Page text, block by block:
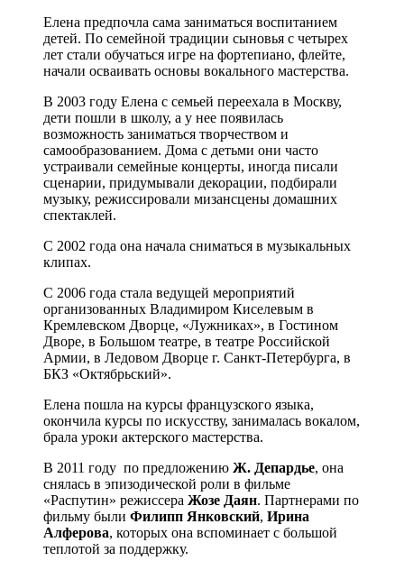
Елена предпочла сама заниматься воспитанием
детей. По семейной традиции сыновья с четырех
лет стали обучаться игре на фортепиано, флейте,
начали осваивать основы вокального мастерства.
В 2003 году Елена с семьей переехала в Москву,
дети пошли в школу, а у нее появилась
возможность заниматься творчеством и
самообразованием. Дома с детьми они часто
устраивали семейные концерты, иногда писали
сценарии, придумывали декорации, подбирали
музыку, режиссировали мизансцены домашних
спектаклей.
С 2002 года она начала сниматься в музыкальных
клипах.
С 2006 года стала ведущей мероприятий
организованных Владимиром Киселевым в
Кремлевском Дворце, «Лужниках», в Гостином
Дворе, в Большом театре, в театре Российской
Армии, в Ледовом Дворце г. Санкт-Петербурга, в
БКЗ «Октябрьский».
Елена пошла на курсы французского языка,
окончила курсы по искусству, занималась вокалом,
брала уроки актерского мастерства.
В 2011 году по предложению Ж. Депардье, она
снялась в эпизодической роли в фильме
«Распутин» режиссера Жозе Даян. Партнерами по
фильму были Филипп Янковский, Ирина
Алферова, которых она вспоминает с большой
теплотой за поддержку.